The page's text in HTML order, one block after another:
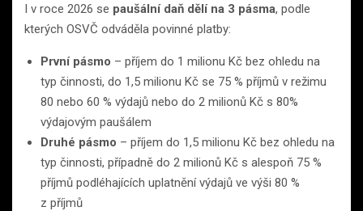
I v roce 2026 se paušální daň dělí na 3 pásma, podle
kterých OSVČ odváděla povinné platby:
První pásmo – příjem do 1 milionu Kč bez ohledu na
typ činnosti, do 1,5 milionu Kč se 75 % příjmů v režimu
80 nebo 60 % výdajů nebo do 2 milionů Kč s 80%
výdajovým paušálem
Druhé pásmo – příjem do 1,5 milionu Kč bez ohledu na
typ činnosti, případně do 2 milionů Kč s alespoň 75 %
příjmů podléhajících uplatnění výdajů ve výši 80 %
z příjmů